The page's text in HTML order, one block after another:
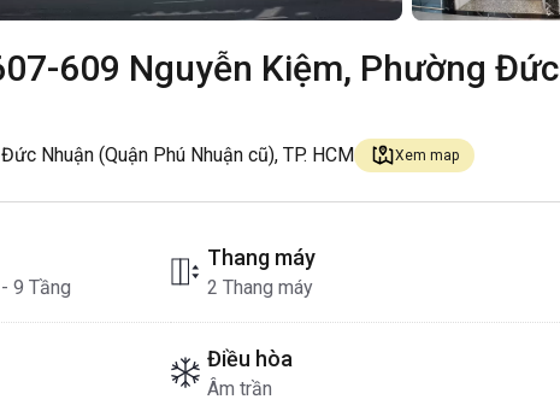
609 Nguyễn Kiệm, Phường Đức
Nhuận (Quận Phú Nhuận cũ), TP. HCM Xem map
9 Tầng
Thang máy
2 Thang máy
Điều hòa
Âm trần